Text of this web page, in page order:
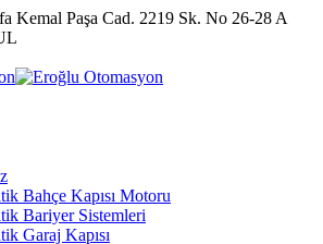
Kemal Paşa Cad. 2219 Sk. No 26-28 A
Bahçe Kapısı Motoru
Bariyer Sistemleri
Garaj Kapısı